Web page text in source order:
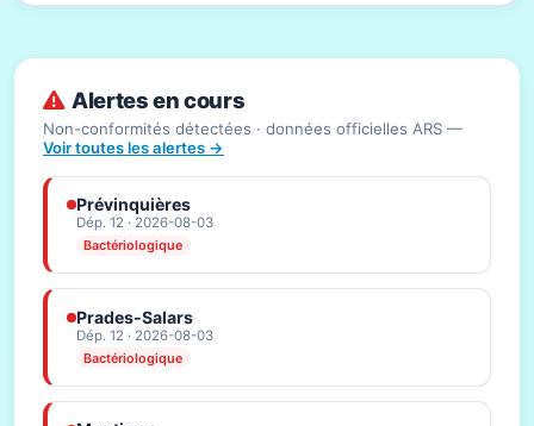
Alertes en cours
Non-conformités détectées · données officielles ARS —
Voir toutes les alertes →
Prévinquières
Dép. 12 · 2026-08-03
Bactériologique
Prades-Salars
Dép. 12 · 2026-08-03
Bactériologique